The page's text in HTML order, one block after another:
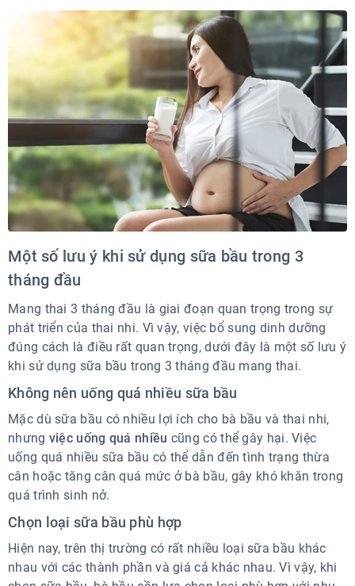
Một số lưu ý khi sử dụng sữa bầu trong 3
tháng đầu
Mang thai 3 tháng đầu là giai đoạn quan trọng trong sự
phát triển của thai nhi. Vì vậy, việc bổ sung dinh dưỡng
đúng cách là điều rất quan trọng, dưới đây là một số lưu ý
khi sử dụng sữa bầu trong 3 tháng đầu mang thai.
Không nên uống quá nhiều sữa bầu
Mặc dù sữa bầu có nhiều lợi ích cho bà bầu và thai nhi,
nhưng việc uống quá nhiều cũng có thể gây hại. Việc
uống quá nhiều sữa bầu có thể dẫn đến tình trạng thừa
cân hoặc tăng cân quá mức ở bà bầu, gây khó khăn trong
quá trình sinh nở.
Chọn loại sữa bầu phù hợp
Hiện nay, trên thị trường có rất nhiều loại sữa bầu khác
nhau với các thành phần và giá cả khác nhau. Vì vậy, khi